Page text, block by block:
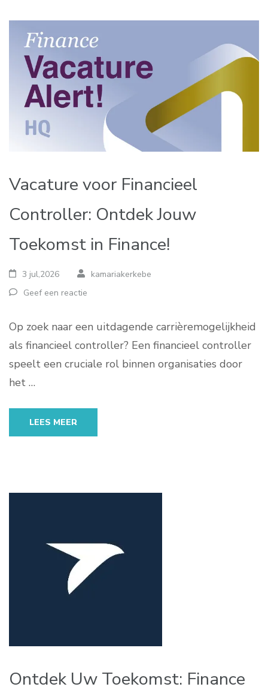
Vacature voor Financieel
Controller: Ontdek Jouw
Toekomst in Finance!
3 jul,2026
kamariakerkebe
Geef een reactie
Op zoek naar een uitdagende carrièremogelijkheid
als financieel controller? Een financieel controller
speelt een cruciale rol binnen organisaties door
het …
LEES MEER
Ontdek Uw Toekomst: Finance